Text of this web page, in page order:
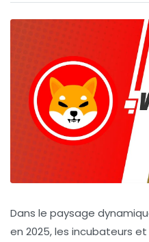
Dans le paysage
en 2025, les incubateurs